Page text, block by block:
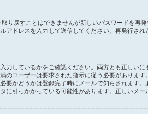
り戻すことはできませんが新しいパスワードを再
アドレスを入力して送信してください。再発行さ
力しているかをご確認ください。両方とも正しい
のユーザーは要求された指示に従う必要がありま
要かどうかは登録完了時にメールで知らされます
に引っかかっている可能性があります。正しいメ